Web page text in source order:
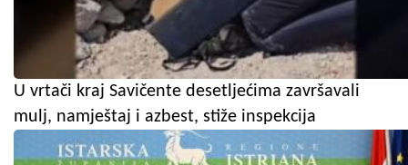
U vrtači kraj Savičente desetljećima završavali
mulj, namještaj i azbest, stiže inspekcija